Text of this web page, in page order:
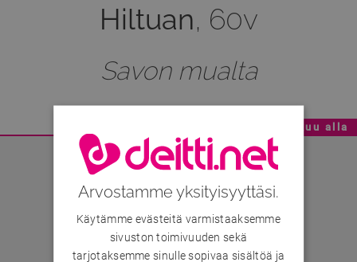
Hiltuan, 60v
Savon mualta
Mainoskatko - Sisältö jatkuu alla
Arvostamme yksityisyyttäsi.
Käytämme evästeitä varmistaaksemme
sivuston toimivuuden sekä
tarjotaksemme sinulle sopivaa sisältöä ja